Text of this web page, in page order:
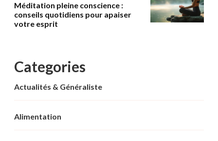
Méditation pleine conscience :
conseils quotidiens pour apaiser
votre esprit
Categories
Actualités & Généraliste
Alimentation